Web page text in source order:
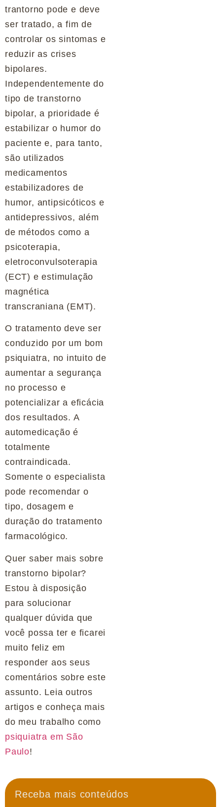
trantorno pode e deve
ser tratado, a fim de
controlar os sintomas e
reduzir as crises
bipolares.
Independentemente do
tipo de transtorno
bipolar, a prioridade é
estabilizar o humor do
paciente e, para tanto,
são utilizados
medicamentos
estabilizadores de
humor, antipsicóticos e
antidepressivos, além
de métodos como a
psicoterapia,
eletroconvulsoterapia
(ECT) e estimulação
magnética
transcraniana (EMT).
O tratamento deve ser
conduzido por um bom
psiquiatra, no intuito de
aumentar a segurança
no processo e
potencializar a eficácia
dos resultados. A
automedicação é
totalmente
contraindicada.
Somente o especialista
pode recomendar o
tipo, dosagem e
duração do tratamento
farmacológico.
Quer saber mais sobre
transtorno bipolar?
Estou à disposição
para solucionar
qualquer dúvida que
você possa ter e ficarei
muito feliz em
responder aos seus
comentários sobre este
assunto. Leia outros
artigos e conheça mais
do meu trabalho como
psiquiatra em São
Paulo!
Receba mais conteúdos